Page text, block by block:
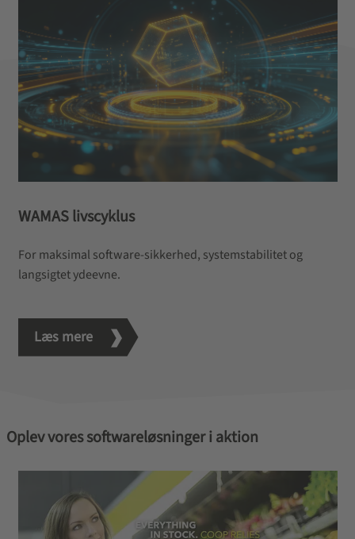
WAMAS livscyklus
For maksimal software-sikkerhed, systemstabilitet og
langsigtet ydeevne.
Læs mere
Oplev vores softwareløsninger i aktion